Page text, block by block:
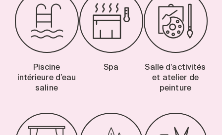
Piscine
intérieure d’eau
saline
Spa
Salle d’activités
et atelier de
peinture